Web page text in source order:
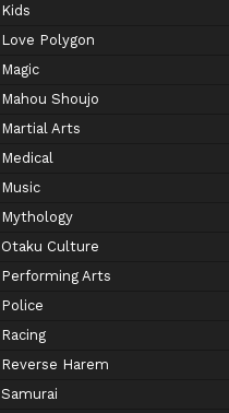
Kids
Love Polygon
Magic
Mahou Shoujo
Martial Arts
Medical
Music
Mythology
Otaku Culture
Performing Arts
Police
Racing
Reverse Harem
Samurai